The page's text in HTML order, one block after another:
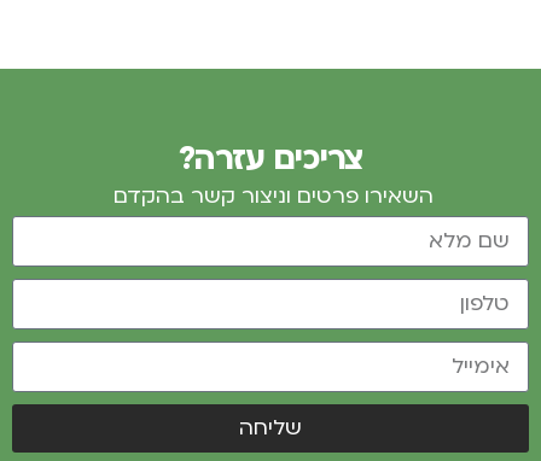
שליחה
צריכים עזרה?
השאירו פרטים וניצור קשר בהקדם